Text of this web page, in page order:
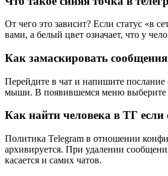
От чего это зависит? Если статус «в
вами, а белый цвет означает, что у
Как замаскировать
Перейдите в чат и напишите послание
мыши. В появившемся меню
Как найти человека в ТГ если
Политика Telegram в отношении
архивируется. При удалении
касается и самих чатов.